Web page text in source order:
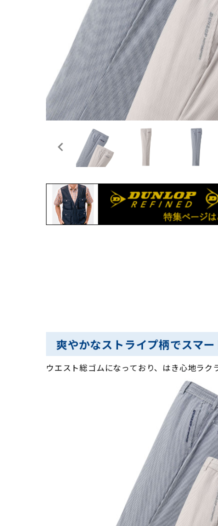
爽やかなストライプ柄でスマ
ウエスト総ゴムになっており、はき心地ラク